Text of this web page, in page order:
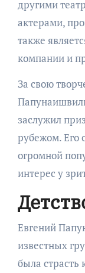
другими
актерами,
также
компании и
За свою
заслужил
рубежом. Его
огромной
интерес у
Евгений
известных
была страсть